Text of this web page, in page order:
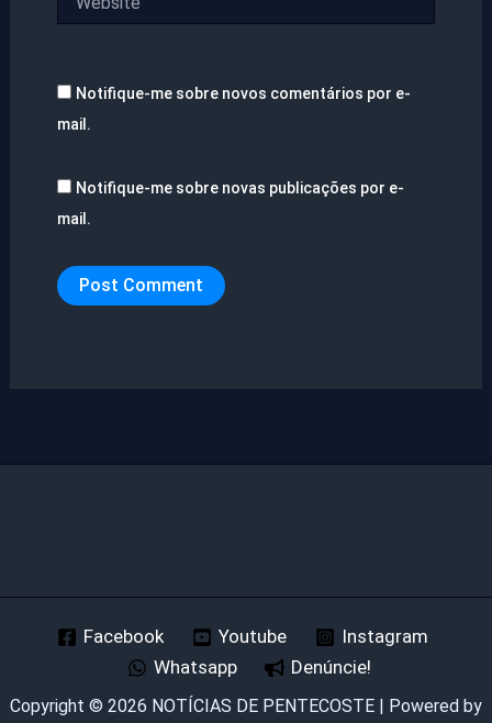
Notifique-me sobre novos comentários por e-
mail.
Notifique-me sobre novas publicações por e-
mail.
Facebook Youtube
Instagram
Whatsapp
Denúncie!
Copyright © 2026 NOTÍCIAS DE PENTECOSTE | Powered by